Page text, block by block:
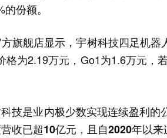
份额。
旗舰店显示，宇树科技四足机
格为2.19万元，Go1为1.6万元，
技是业内极少数实现连续盈利
收已超10亿元，且自2020年以